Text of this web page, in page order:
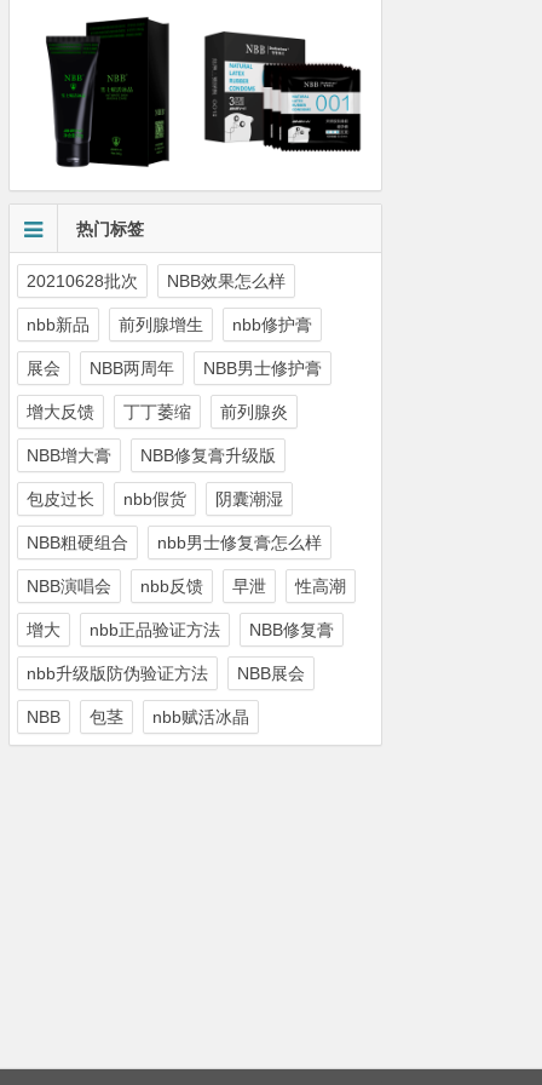
热门标签
20210628批次 NBB效果怎么样
nbb新品 前列腺增生 nbb修护膏
展会 NBB两周年 NBB男士修护膏
增大反馈 丁丁萎缩 前列腺炎
NBB增大膏 NBB修复膏升级版
包皮过长 nbb假货 阴囊潮湿
NBB粗硬组合 nbb男士修复膏怎么样
NBB演唱会 nbb反馈 早泄 性高潮
增大 nbb正品验证方法 NBB修复膏
nbb升级版防伪验证方法 NBB展会
NBB 包茎 nbb赋活冰晶